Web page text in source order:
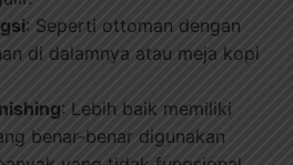
: Seperti ottoman dengan
di dalamnya atau meja kopi
: Lebih baik memiliki
benar-benar digunakan